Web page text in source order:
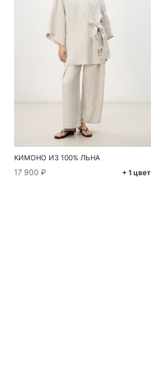
КИМОНО ИЗ 100% ЛЬНА
17 900 ₽ + 1 цвет